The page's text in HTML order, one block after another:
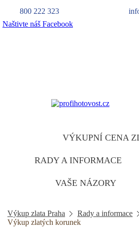
800 222 323
Naštivte náš Facebook
VÝKUPNÍ CENA
RADY A INFORMACE
VAŠE NÁZORY
Výkup zlata Praha
Rady a informace
Výkup zlatých korunek